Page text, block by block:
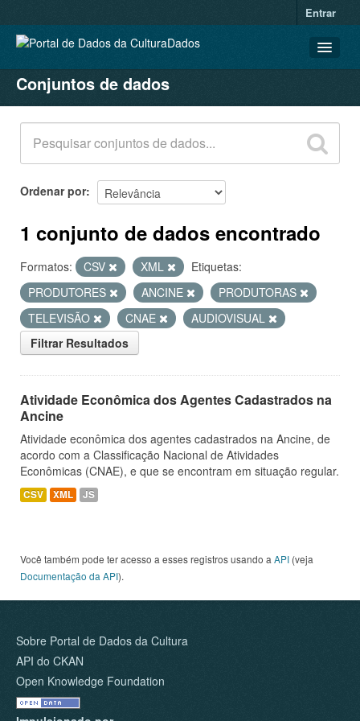
Entrar
CONJUNTOS DE DADOS
ORGANIZAÇÕES
GRUPOS
SOBRE
Conjuntos de dados
Ordenar por
1 conjunto de dados encontrado
Formatos: CSV XML
Etiquetas:
PRODUTORES
ANCINE
PRODUTORAS
TELEVISÃO
CNAE
AUDIOVISUAL
Filtrar Resultados
Atividade Econômica dos Agentes Cadastrados na
Ancine
Atividade econômica dos agentes cadastrados na Ancine, de
acordo com a Classificação Nacional de Atividades
Econômicas (CNAE), e que se encontram em situação regular.
CSV XML JS
Você também pode ter acesso a esses registros usando a API (veja
Documentação da API).
Sobre Portal de Dados da Cultura
API do CKAN
Open Knowledge Foundation